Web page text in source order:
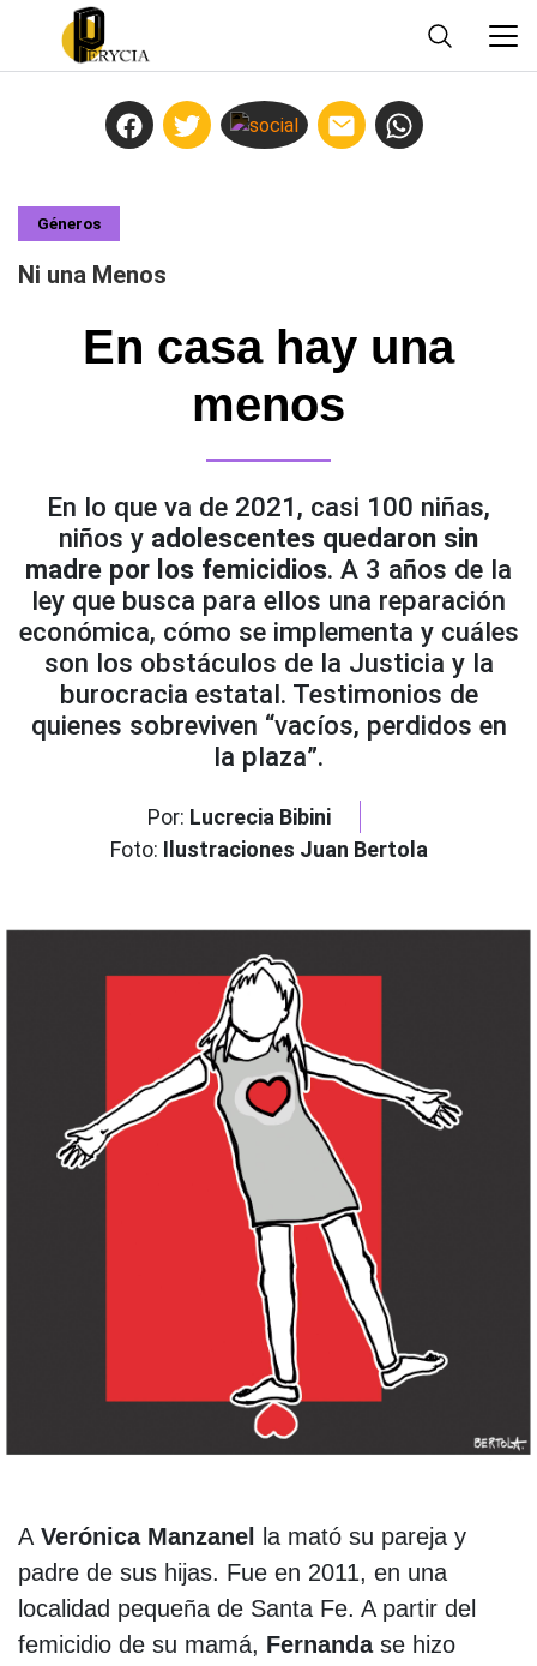
Géneros
Ni una Menos
En casa hay una
menos
En lo que va de 2021, casi 100 niñas,
niños y adolescentes quedaron sin
madre por los femicidios. A 3 años de la
ley que busca para ellos una reparación
económica, cómo se implementa y cuáles
son los obstáculos de la Justicia y la
burocracia estatal. Testimonios de
quienes sobreviven “vacíos, perdidos en
la plaza”.
Por: Lucrecia Bibini
Foto: Ilustraciones Juan Bertola
A Verónica Manzanel
la mató su pareja y
padre de sus hijas. Fue en 2011, en una
localidad pequeña de Santa Fe. A partir del
femicidio de su mamá, Fernandase hizo